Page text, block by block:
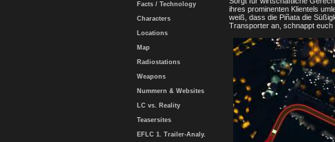
Facts / Technology
Characters
Locations
Map
Radiostations
Weapons
Nummern & Websites
LC vs. Reality
Teasersites
EFLC 1. Trailer-Analy.
ihres prominenten Klientels
weiß, dass die Piñata die
Transporter an, schnappt euch